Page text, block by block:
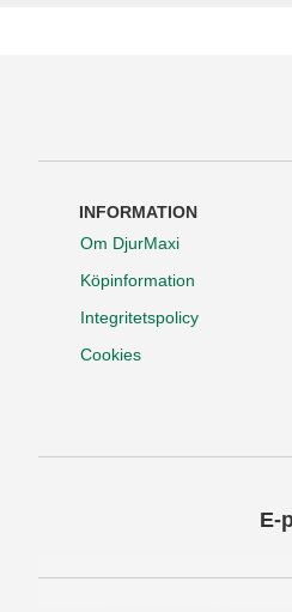
INFORMATION
Om DjurMaxi
Köpinformation
Integritetspolicy
Cookies
E-